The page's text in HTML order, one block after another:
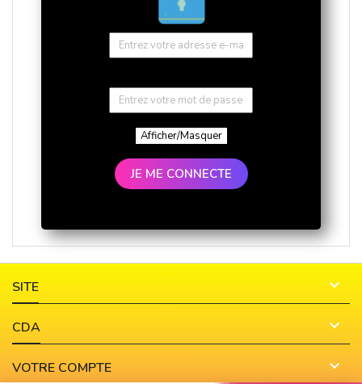
Afficher/Masquer
JE ME CONNECTE
SITE 
CDA 
VOTRE COMPTE 